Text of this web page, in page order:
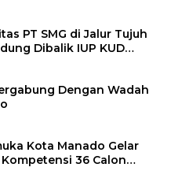
PT SMG di Jalur Tujuh
Dibalik IUP KUD
Dengan Wadah
Kota Manado Gelar
36 Calon